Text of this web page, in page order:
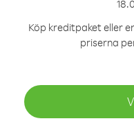
Köp kreditpaket eller
priserna